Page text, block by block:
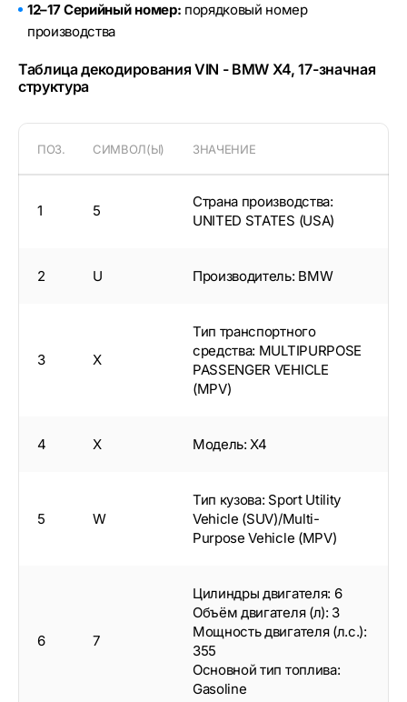
12–17 Серийный номер: порядковый номер
производства
Таблица декодирования VIN - BMW X4, 17-значная
структура
ПОЗ. СИМВОЛ(Ы) ЗНАЧЕНИЕ
1 5
Страна производства:
UNITED STATES (USA)
2 U Производитель: BMW
3 X
Тип транспортного
средства: MULTIPURPOSE
PASSENGER VEHICLE
(MPV)
4 X Модель: X4
5 W
Тип кузова: Sport Utility
Vehicle (SUV)/Multi-
Purpose Vehicle (MPV)
6 7
Цилиндры двигателя: 6
Объём двигателя (л): 3
Мощность двигателя (л.с.):
355
Основной тип топлива:
Gasoline